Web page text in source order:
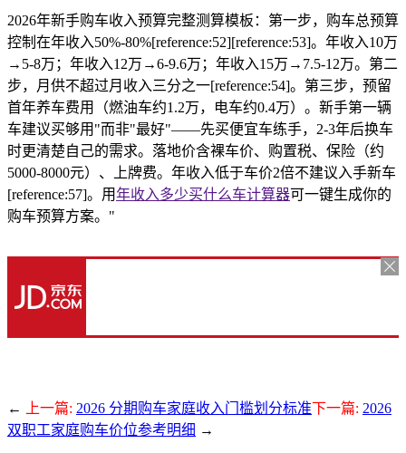
2026年新手购车收入预算完整测算模板：第一步，购车总预算
控制在年收入50%-80%[reference:52][reference:53]。年收入10万
→5-8万；年收入12万→6-9.6万；年收入15万→7.5-12万。第二
步，月供不超过月收入三分之一[reference:54]。第三步，预留
首年养车费用（燃油车约1.2万，电车约0.4万）。新手第一辆
车建议买够用"而非"最好"——先买便宜车练手，2-3年后换车
时更清楚自己的需求。落地价含裸车价、购置税、保险（约
5000-8000元）、上牌费。年收入低于车价2倍不建议入手新车
[reference:57]。用年收入多少买什么车计算器可一键生成你的
购车预算方案。"
← 上一篇: 2026 分期购车家庭收入门槛划分标准下一篇: 2026
双职工家庭购车价位参考明细 →